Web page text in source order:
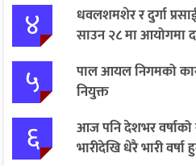
४
धवलशमशेर र दुर्गा
साउन २८ मा आयोगमा
५
पाल आयल निगमको
नियुक्त
६
आज पनि देशभर वर्षाको
भारीदेखि धेरै भारी वर्षा